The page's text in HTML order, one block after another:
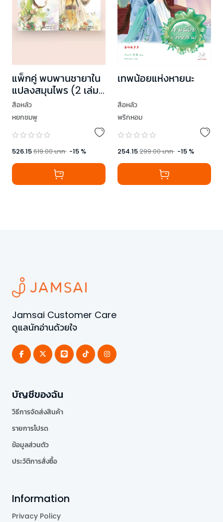
แพ็กคู่ พบพานชายาใน
แปลงสมุนไพร (2 เล่ม
จบ)
สือหลัว
หยกชมพู
526.15619.00บาท -15 %
เทพน้อยแห่งหายนะ
สือหลัว
พริกหอม
254.15299.00บาท -15 %
Jamsai Customer Care
ดูแลนักอ่านด้วยใจ
บัญชีของฉัน
วิธีการจัดส่งสินค้า
รายการโปรด
ข้อมูลส่วนตัว
ประวัติการสั่งซื้อ
Information
Privacy Policy